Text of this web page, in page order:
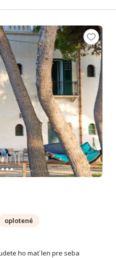
oplotené
ho mať len pre seba